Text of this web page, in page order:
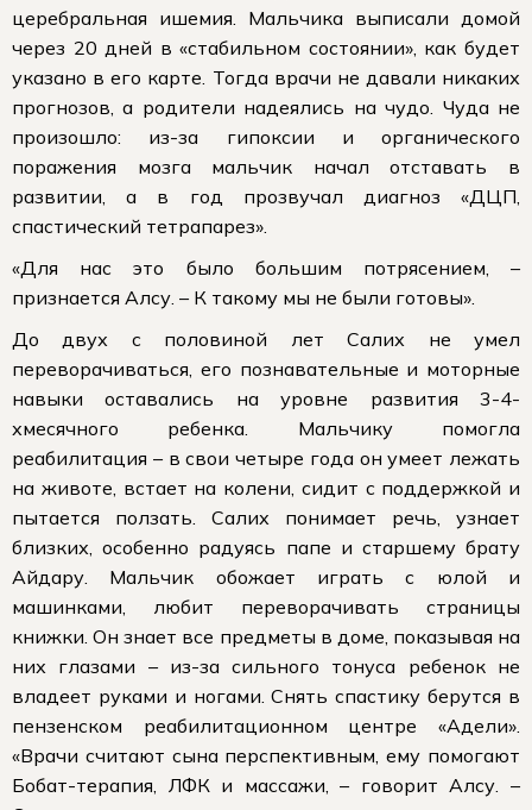
церебральная ишемия. Мальчика выписали домой
через 20 дней в «стабильном состоянии», как будет
указано в его карте. Тогда врачи не давали никаких
прогнозов, а родители надеялись на чудо. Чуда не
произошло: из-за гипоксии и органического
поражения мозга мальчик начал отставать в
развитии, а в год прозвучал диагноз «ДЦП,
спастический тетрапарез».
«Для нас это было большим потрясением, –
признается Алсу. – К такому мы не были готовы».
До двух с половиной лет Салих не умел
переворачиваться, его познавательные и моторные
навыки оставались на уровне развития 3-4-
хмесячного ребенка. Мальчику помогла
реабилитация – в свои четыре года он умеет лежать
на животе, встает на колени, сидит с поддержкой и
пытается ползать. Салих понимает речь, узнает
близких, особенно радуясь папе и старшему брату
Айдару. Мальчик обожает играть с юлой и
машинками, любит переворачивать страницы
книжки. Он знает все предметы в доме, показывая на
них глазами – из-за сильного тонуса ребенок не
владеет руками и ногами. Снять спастику берутся в
пензенском реабилитационном центре «Адели».
«Врачи считают сына перспективным, ему помогают
Бобат-терапия, ЛФК и массажи, – говорит Алсу. –